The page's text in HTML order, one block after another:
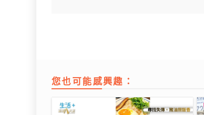
您也可能感興趣：